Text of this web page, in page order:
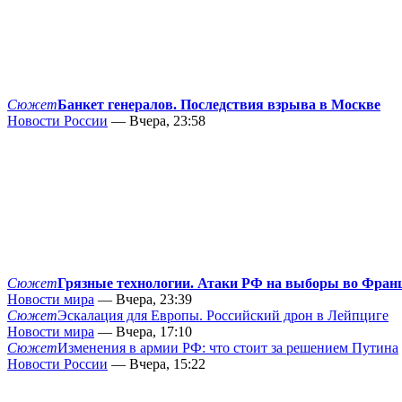
СюжетБанкет генералов. Последствия взрыва в Москве
Новости России — Вчера, 23:58
СюжетГрязные технологии. Атаки РФ на выборы во
Новости мира — Вчера, 23:39
СюжетЭскалация для Европы. Российский дрон в Лейпциге
Новости мира — Вчера, 17:10
СюжетИзменения в армии РФ: что стоит за решением Путина
Новости России — Вчера, 15:22